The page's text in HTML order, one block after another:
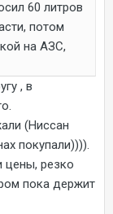
60 литров
потом
на АЗС,
, в
(Ниссан
покупали)))).
цены, резко
пока держит